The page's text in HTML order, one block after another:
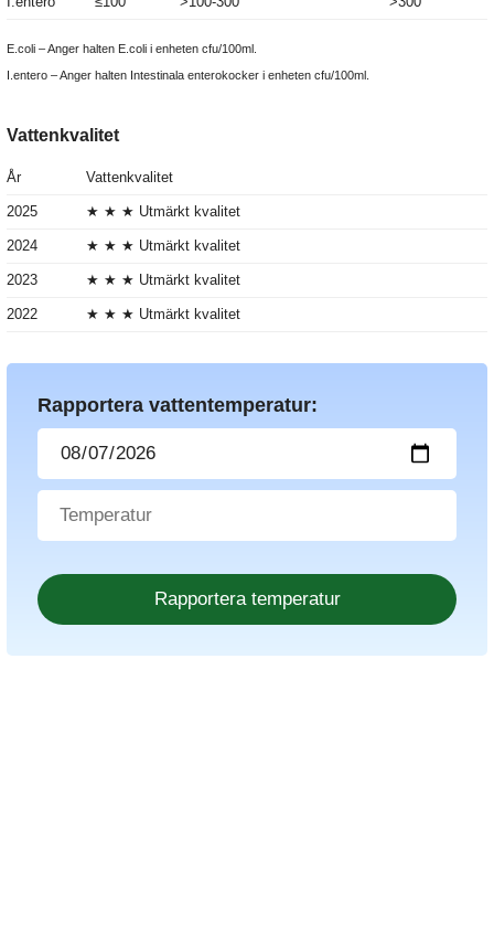
E.coli – Anger halten E.coli i enheten cfu/100ml.
I.entero – Anger halten Intestinala enterokocker i enheten cfu/100ml.
Vattenkvalitet
År Vattenkvalitet
2025 ★ ★ ★ Utmärkt kvalitet
2024 ★ ★ ★ Utmärkt kvalitet
2023 ★ ★ ★ Utmärkt kvalitet
2022 ★ ★ ★ Utmärkt kvalitet
Rapportera vattentemperatur: